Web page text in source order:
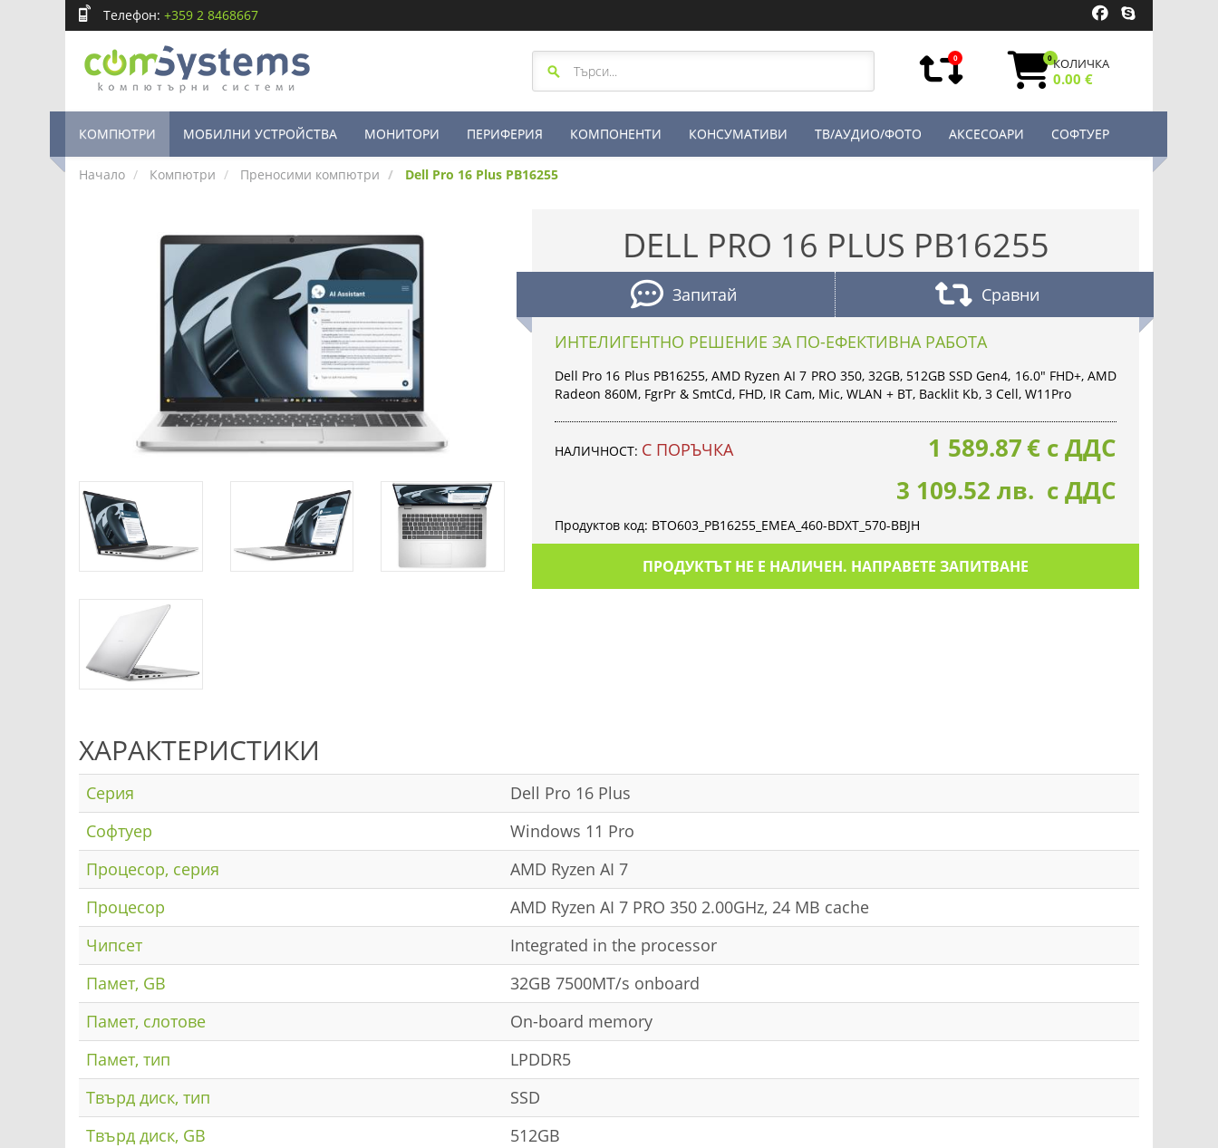
Телефон: +359 2 8468667
0 0КОЛИЧКА
0.00 €
КОМПЮТРИ МОБИЛНИ УСТРОЙСТВА МОНИТОРИ ПЕРИФЕРИЯ КОМПОНЕНТИ КОНСУМАТИВИ ТВ/АУДИО/ФОТО АКСЕСОАРИ СОФТУЕР
Начало Компютри Преносими компютри Dell Pro 16 Plus PB16255
DELL PRO 16 PLUS PB16255
Запитай Сравни
ИНТЕЛИГЕНТНО РЕШЕНИЕ ЗА ПО-ЕФЕКТИВНА РАБОТА
Dell Pro 16 Plus PB16255, AMD Ryzen AI 7 PRO 350, 32GB, 512GB SSD Gen4, 16.0" FHD+, AMD
Radeon 860M, FgrPr & SmtCd, FHD, IR Cam, Mic, WLAN + BT, Backlit Kb, 3 Cell, W11Pro
НАЛИЧНОСТ: С ПОРЪЧКА 1 589.87€ с ДДС
3 109.52 лв. с ДДС
Продуктов код: BTO603_PB16255_EMEA_460-BDXT_570-BBJH
ПРОДУКТЪТ НЕ Е НАЛИЧЕН. НАПРАВЕТЕ ЗАПИТВАНЕ
ХАРАКТЕРИСТИКИ
Серия
Dell Pro 16 Plus
Софтуер
Windows 11 Pro
Процесор, серия
AMD Ryzen AI 7
Процесор
AMD Ryzen AI 7 PRO 350 2.00GHz, 24 MB cache
Чипсет
Integrated in the processor
Памет, GB
32GB 7500MT/s onboard
Памет, слотове
On-board memory
Памет, тип
LPDDR5
Твърд диск, тип
SSD
Твърд диск, GB
512GB